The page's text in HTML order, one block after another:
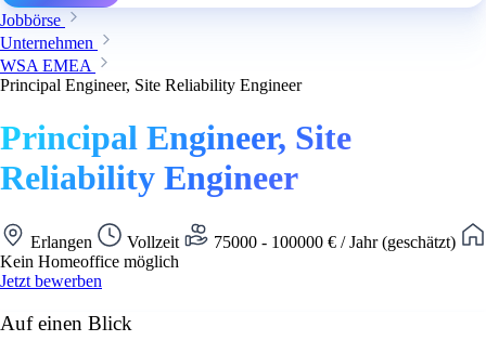
Jobbörse
Unternehmen
WSA EMEA
Principal Engineer, Site Reliability Engineer
Principal Engineer, Site
Reliability Engineer
Erlangen Vollzeit
75000 - 100000 € / Jahr (geschätzt)
Kein Homeoffice möglich
Jetzt bewerben
Auf einen Blick